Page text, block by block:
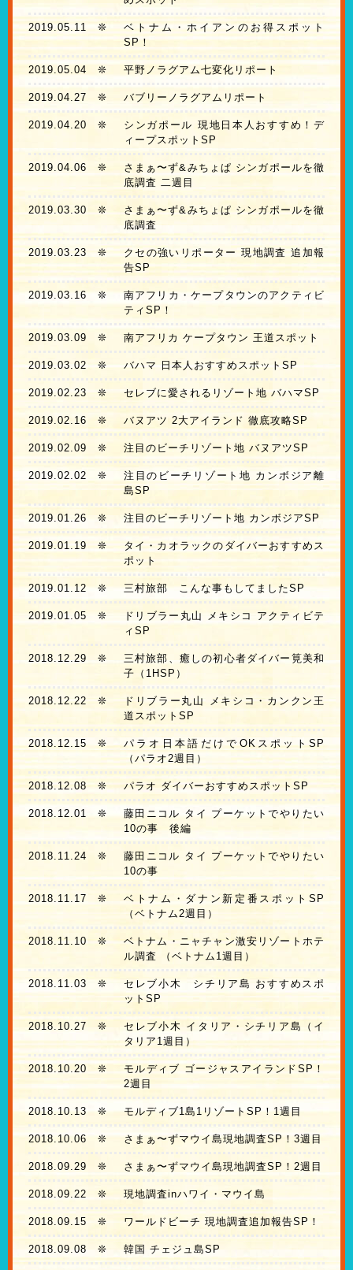
2019.05.11 ❊
ベトナム・ホイアンのお得スポット
SP！
2019.05.04 ❊ 平野ノラグアム七変化リポート
2019.04.27 ❊ バブリーノラグアムリポート
2019.04.20 ❊
シンガポール 現地日本人おすすめ！デ
ィープスポットSP
2019.04.06 ❊
さまぁ〜ず&みちょぱ シンガポールを徹
底調査 二週目
2019.03.30 ❊
さまぁ〜ず&みちょぱ シンガポールを徹
底調査
2019.03.23 ❊
クセの強いリポーター 現地調査 追加報
告SP
2019.03.16 ❊
南アフリカ・ケープタウンのアクティビ
ティSP！
2019.03.09 ❊ 南アフリカ ケープタウン 王道スポット
2019.03.02❊ バハマ 日本人おすすめスポットSP
2019.02.23 ❊ セレブに愛されるリゾート地 バハマSP
2019.02.16 ❊ バヌアツ 2大アイランド 徹底攻略SP
2019.02.09 ❊ 注目のビーチリゾート地 バヌアツSP
2019.02.02 ❊
注目のビーチリゾート地 カンボジア離
島SP
2019.01.26❊ 注目のビーチリゾート地 カンボジアSP
2019.01.19 ❊
タイ・カオラックのダイバーおすすめス
ポット
2019.01.12❊ 三村旅部 こんな事もしてましたSP
2019.01.05 ❊
ドリブラー丸山 メキシコ アクティビテ
ィSP
2018.12.29 ❊
三村旅部、癒しの初心者ダイバー筧美和
子（1HSP）
2018.12.22 ❊
ドリブラー丸山 メキシコ・カンクン王
道スポットSP
2018.12.15❊
パラオ日本語だけでOKスポットSP
（パラオ2週目）
2018.12.08 ❊ パラオ ダイバーおすすめスポットSP
2018.12.01 ❊
藤田ニコル タイ プーケットでやりたい
10の事 後編
2018.11.24 ❊
藤田ニコル タイ プーケットでやりたい
10の事
2018.11.17 ❊
ベトナム・ダナン新定番スポットSP
（ベトナム2週目）
2018.11.10❊
ベトナム・ニャチャン激安リゾートホテ
ル調査 （ベトナム1週目）
2018.11.03 ❊
セレブ小木 シチリア島 おすすめスポ
ットSP
2018.10.27 ❊
セレブ小木 イタリア・シチリア島（イ
タリア1週目）
2018.10.20❊
モルディブ ゴージャスアイランドSP！
2週目
2018.10.13❊ モルディブ1島1リゾートSP！1週目
2018.10.06 ❊ さまぁ〜ずマウイ島現地調査SP！3週目
2018.09.29 ❊ さまぁ〜ずマウイ島現地調査SP！2週目
2018.09.22 ❊ 現地調査inハワイ・マウイ島
2018.09.15 ❊ ワールドビーチ 現地調査追加報告SP！
2018.09.08 ❊ 韓国 チェジュ島SP